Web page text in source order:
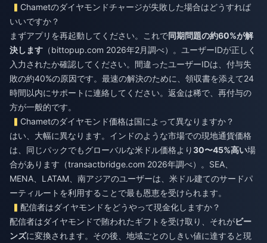
Chametのダイヤモンドチャージが失敗した場合はどうすれば
いいですか？
まずアプリを再起動してください。これで同期問題の約60%が解
決します （bittopup.com 2026年2月調べ）。ユーザーIDが正しく
入力されたか確認してください。間違ったユーザーIDは、付与失
敗の約40%の原因です。最速の解決のために、領収書を添えて24
時間以内にサポートに連絡してください。返金は稀で、再付与の
方が一般的です。
Chametのダイヤモンド価格は国によって異なりますか？
はい、大幅に異なります。インドのような市場での現地通貨価格
は、同じパックでもグローバルな米ドル価格より30〜45%高い場
合があります（transactbridge.com 2026年調べ）。SEA、
MENA、LATAM、南アジアのユーザーは、米ドル建てのサードパ
ーティルートを利用することで最も恩恵を受けられます。
配信者はダイヤモンドをどうやって現金化しますか？
配信者はダイヤモンドで賄われたギフトを受け取り、それがビー
ンズに変換されます。その後、地域ごとのしきい値に達すると現